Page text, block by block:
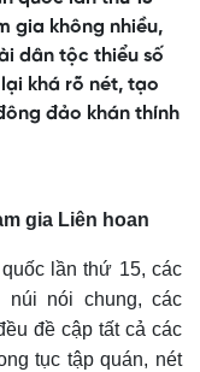
gia không nhiều,
dân tộc thiểu số
khá rõ nét, tạo
đảo khán thính
gia Liên hoan
lần thứ 15, các
nói chung, các
đề cập tất cả các
tục tập quán, nét